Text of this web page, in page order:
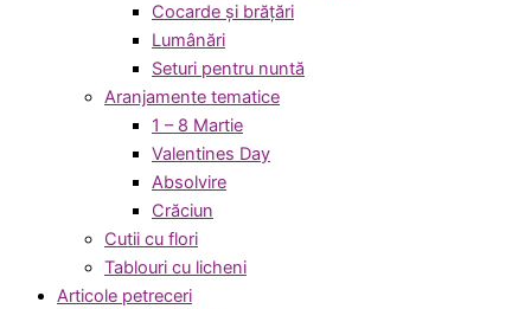
Cocarde și brățări
Lumânări
Seturi pentru nuntă
Aranjamente tematice
1 – 8 Martie
Valentines Day
Absolvire
Crăciun
Cutii cu flori
Tablouri cu licheni
Articole petreceri